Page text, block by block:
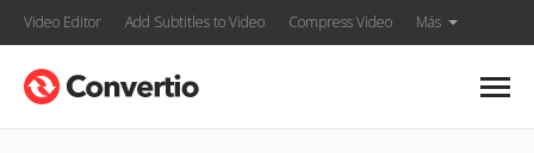
Video Editor Add Subtitles to Video Compress Video Más